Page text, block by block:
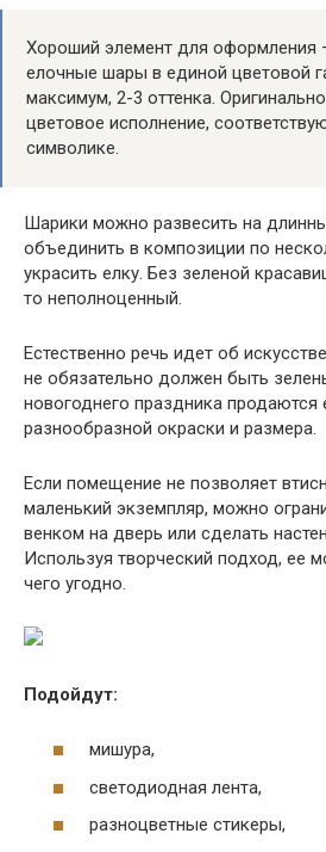
Хороший элемент для оформления
елочные шары в единой цветовой
максимум, 2-3 оттенка.
цветовое исполнение,
символике.
Шарики можно развесить на
объединить в композиции по
украсить елку. Без зеленой
то неполноценный.
Естественно речь идет об
не обязательно должен быть
новогоднего праздника продаются
разнообразной окраски и размера.
Если помещение не позволяет
маленький экземпляр, можно
венком на дверь или сделать
Используя творческий подход, ее
чего угодно.
Подойдут:
мишура,
светодиодная лента,
разноцветные стикеры,